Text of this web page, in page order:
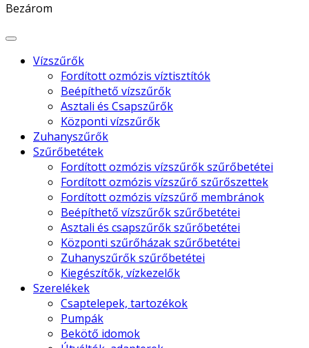
Bezárom
Vízszűrők
Fordított ozmózis víztisztítók
Beépíthető vízszűrők
Asztali és Csapszűrők
Központi vízszűrők
Zuhanyszűrők
Szűrőbetétek
Fordított ozmózis vízszűrők szűrőbetétei
Fordított ozmózis vízszűrő szűrőszettek
Fordított ozmózis vízszűrő membránok
Beépíthető vízszűrők szűrőbetétei
Asztali és csapszűrők szűrőbetétei
Központi szűrőházak szűrőbetétei
Zuhanyszűrők szűrőbetétei
Kiegészítők, vízkezelők
Szerelékek
Csaptelepek, tartozékok
Pumpák
Bekötő idomok